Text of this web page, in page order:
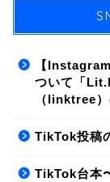
【
ついて「
（linktree）
TikTok投稿
TikTok台本